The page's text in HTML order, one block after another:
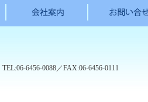
TEL:06-6456-0088／FAX:06-6456-0111